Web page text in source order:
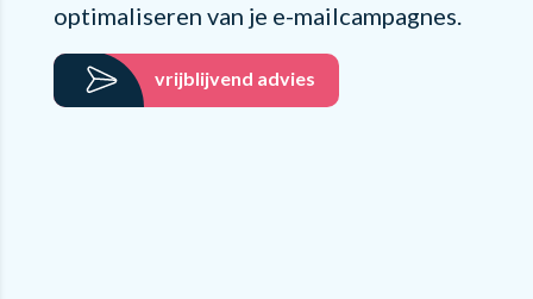
optimaliseren van je e-mailcampagnes.
vrijblijvend advies